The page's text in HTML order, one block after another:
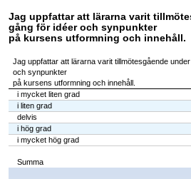
Jag uppfattar att lärarna varit
gång för idéer och synpunkter
på kursens utformning och innehåll.
Jag uppfattar att lärarna varit tillmötesgående
och synpunkter
på kursens utformning och innehåll.
i mycket liten grad
i liten grad
delvis
i hög grad
i mycket hög grad
Summa
Chart